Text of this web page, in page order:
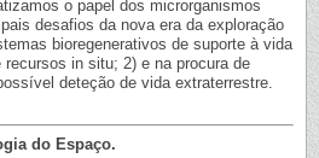
o papel dos microrganismos
desafios da nova era da exploração
bioregenerativos de suporte à vida
in situ; 2) e na procura de
deteção de vida extraterrestre.
do Espaço.